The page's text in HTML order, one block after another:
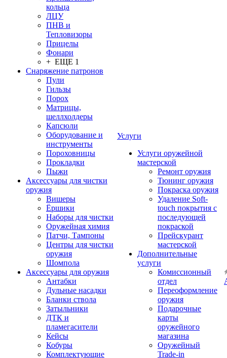
кольца
ЛЦУ
ПНВ и
Тепловизоры
Прицелы
Фонари
+ ЕЩЕ 1
Снаряжение патронов
Пули
Гильзы
Порох
Матрицы,
шеллхолдеры
Капсюли
Оборудование и
инструменты
Пороховницы
Прокладки
Пыжи
Аксессуары для чистки
оружия
Вишеры
Ёршики
Наборы для чистки
Оружейная химия
Патчи, Тампоны
Центры для чистки
оружия
Шомпола
Аксессуары для оружия
Антабки
Дульные насадки
Бланки ствола
Затыльники
ДТК и
пламегасители
Кейсы
Кобуры
Комплектующие
Услуги
Услуги оружейной
мастерской
Ремонт оружия
Тюнинг оружия
Покраска оружия
Удаление Soft-
touch покрытия с
последующей
покраской
Прейскурант
мастерской
Дополнительные
услуги
Комиссионный
отдел
Переоформление
оружия
Подарочные
карты
оружейного
магазина
Оружейный
Trade-in